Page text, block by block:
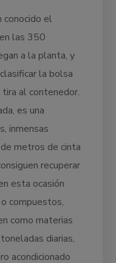
conocido el
las 350
a la planta, y
la bolsa
al contenedor.
es una
inmensas
metros de cinta
recuperar
esta ocasión
compuestos,
como materias
diarias,
acondicionado